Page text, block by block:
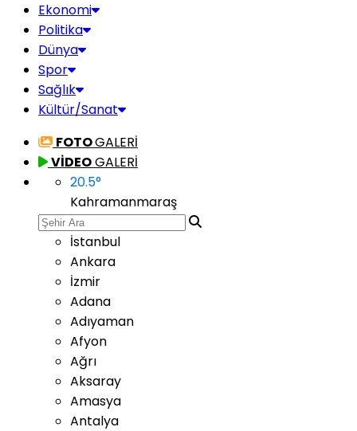
Ekonomi
Politika
Dünya
Spor
Sağlık
Kültür/Sanat
FOTOGALERİ
VİDEOGALERİ
20.5°
Kahramanmaraş
İstanbul
Ankara
İzmir
Adana
Adıyaman
Afyon
Ağrı
Aksaray
Amasya
Antalya